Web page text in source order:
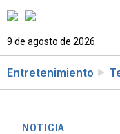
9 de agosto de 2026
Entretenimiento
NOTICIA